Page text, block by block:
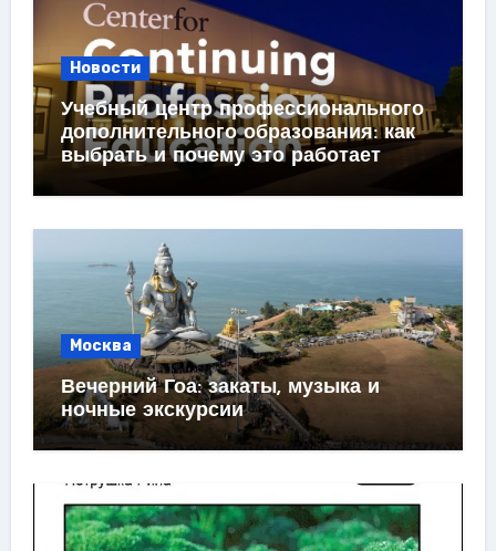
Новости
Учебный центр профессионального
дополнительного образования: как
выбрать и почему это работает
Москва
Вечерний Гоа: закаты, музыка и
ночные экскурсии